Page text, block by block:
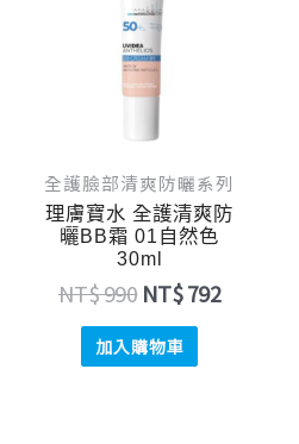
全護臉部清爽防曬系列
理膚寶水 全護清爽防
曬BB霜 01自然色
30ml
NT$990
格：
NT$ 990。
NT$792
加入購物車